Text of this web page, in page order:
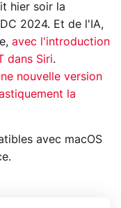
hier soir la
2024. Et de l'IA,
avec l'introduction
dans Siri.
nouvelle version
la
avec macOS